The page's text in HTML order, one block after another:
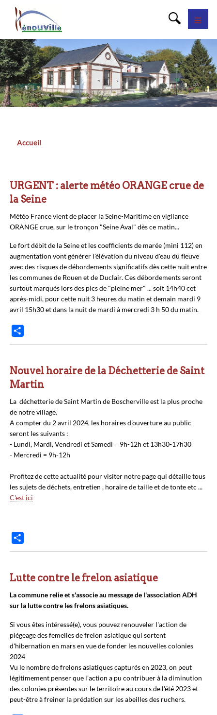
Accueil
URGENT : alerte météo ORANGE crue de
la Seine
Météo France vient de placer la Seine-Maritime en vigilance
ORANGE crue, sur le tronçon "Seine Aval" dès ce matin...
Le fort débit de la Seine et les coefficients de marée (mini 112) en
augmentation vont générer l'élévation du niveau d'eau du fleuve
avec des risques de débordements significatifs dès cette nuit entre
les communes de Rouen et de Duclair. Ces débordements seront
surtout marqués lors des pics de "pleine mer" ... soit 14h40 cet
après-midi, pour cette nuit 3 heures du matin et demain mardi 9
avril 15h30 et dans la nuit de mardi à mercredi 3 h 50 du matin.
a
t
g
e
r
Nouvel horaire de la Déchetterie de Saint
Martin
La déchetterie de Saint Martin de Boscherville est la plus proche
de notre village.
A compter du 2 avril 2024, les horaires d'ouverture au public
seront les suivants :
- Lundi, Mardi, Vendredi et Samedi = 9h-12h et 13h30-17h30
- Mercredi = 9h-12h
Profitez de cette actualité pour visiter notre page qui détaille tous
les sujets de déchets, entretien , horaire de taille et de tonte etc ...
C'est ici
t
g
e
r
Lutte contre le frelon asiatique
La commune relie et s'associe au message de l'association ADH
sur la lutte contre les frelons asiatiques.
Si vous êtes intéressé(e), vous pouvez renouveler l'action de
piégeage des femelles de frelon asiatique qui sortent
d'hibernation en mars en vue de fonder les nouvelles colonies
2024
Vu le nombre de frelons asiatiques capturés en 2023, on peut
légitimement penser que l'action a pu contribuer à la diminution
des colonies présentes sur le territoire au cours de l'été 2023 et
peut-être à freiner la prédation sur les abeilles des ruchers.
Panneau de gestion des cookies